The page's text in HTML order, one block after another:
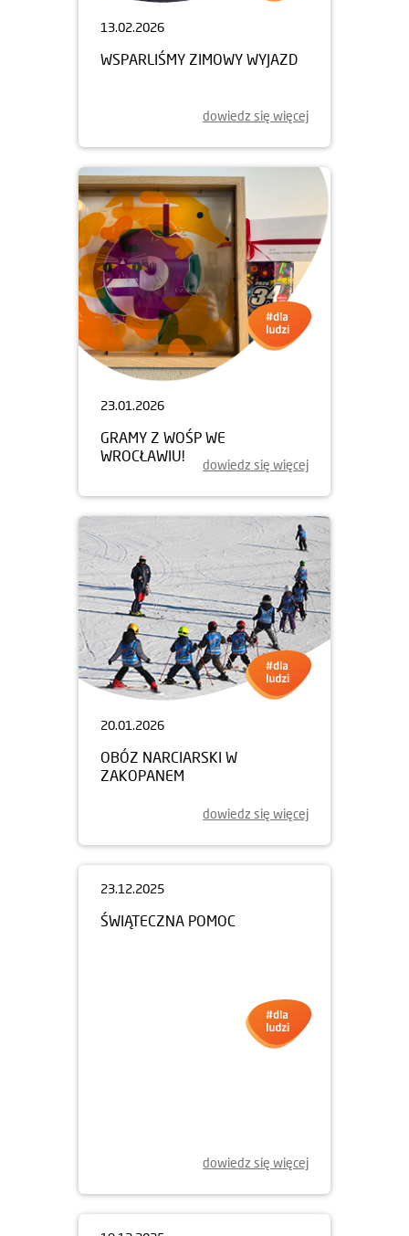
13.02.2026
WSPARLIŚMY ZIMOWY WYJAZD
dowiedz się więcej
23.01.2026
GRAMY Z WOŚP WE
WROCŁAWIU!
dowiedz się więcej
20.01.2026
OBÓZ NARCIARSKI W
ZAKOPANEM
dowiedz się więcej
23.12.2025
ŚWIĄTECZNA POMOC
dowiedz się więcej